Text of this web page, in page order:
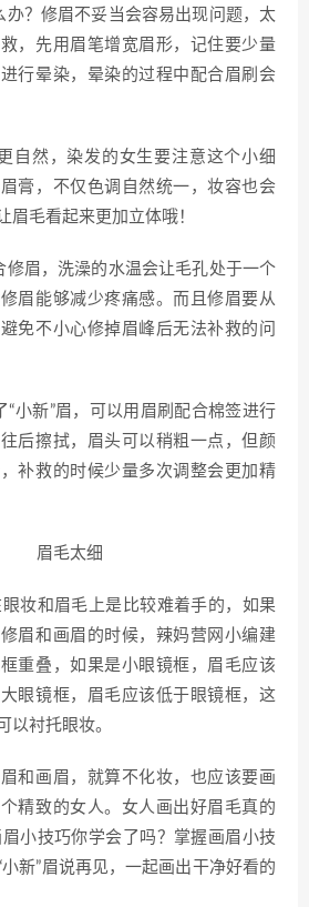
办？修眉不妥当会容易出现问题，太
，先用眉笔增宽眉形，记住要少量
行晕染，晕染的过程中配合眉刷会
自然，染发的女生要注意这个小细
膏，不仅色调自然统一，妆容也会
眉毛看起来更加立体哦！
修眉，洗澡的水温会让毛孔处于一个
眉能够减少疼痛感。而且修眉要从
免不小心修掉眉峰后无法补救的问
小新”眉，可以用眉刷配合棉签进行
后擦拭，眉头可以稍粗一点，但颜
补救的时候少量多次调整会更加精
妆和眉毛上是比较难着手的，如果
眉和画眉的时候，辣妈营网小编建
重叠，如果是小眼镜框，眉毛应该
眼镜框，眉毛应该低于眼镜框，这
以衬托眼妆。
和画眉，就算不化妆，也应该要画
精致的女人。女人画出好眉毛真的
小技巧你学会了吗？掌握画眉小技
新”眉说再见，一起画出干净好看的